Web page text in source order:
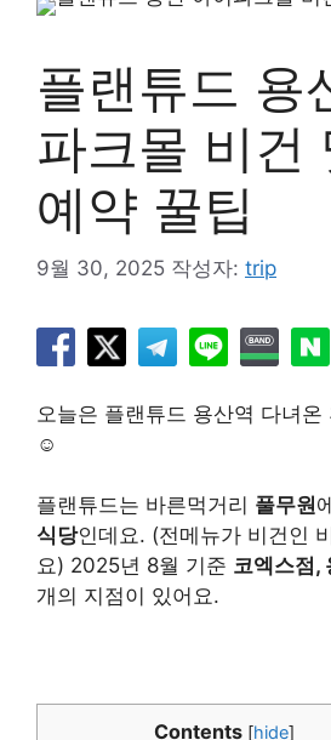
플랜튜드 용
파크몰 비건
예약 꿀팁
9월 30, 2025 작성자: trip
오늘은 플랜튜드 용산역 다녀온
☺️
플랜튜드는 바른먹거리 풀무원
식당인데요. (전메뉴가 비건인
요) 2025년 8월 기준 코엑스점,
개의 지점이 있어요.
Contents [hide]